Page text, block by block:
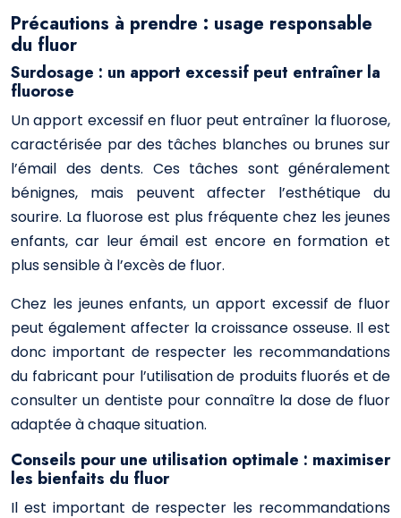
Précautions à prendre : usage responsable
du fluor
Surdosage : un apport excessif peut entraîner la
fluorose
Un apport excessif en fluor peut entraîner la fluorose,
caractérisée par des tâches blanches ou brunes sur
l’émail des dents. Ces tâches sont généralement
bénignes, mais peuvent affecter l’esthétique du
sourire. La fluorose est plus fréquente chez les jeunes
enfants, car leur émail est encore en formation et
plus sensible à l’excès de fluor.
Chez les jeunes enfants, un apport excessif de fluor
peut également affecter la croissance osseuse. Il est
donc important de respecter les recommandations
du fabricant pour l’utilisation de produits fluorés et de
consulter un dentiste pour connaître la dose de fluor
adaptée à chaque situation.
Conseils pour une utilisation optimale : maximiser
les bienfaits du fluor
Il est important de respecter les recommandations